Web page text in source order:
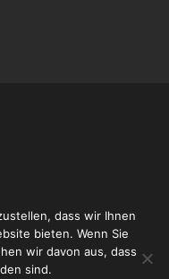
dass wir Ihnen
bieten. Wenn Sie
wir davon aus, dass
sind.English
Spanish
French